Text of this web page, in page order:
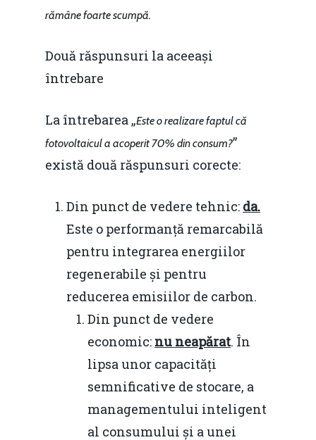
rămâne foarte scumpă.
Două răspunsuri la aceeași
întrebare
La întrebarea „Este o realizare faptul că
fotovoltaicul a acoperit 70% din consum?”
există două răspunsuri corecte:
Din punct de vedere tehnic: da.
Este o performanță remarcabilă
pentru integrarea energiilor
regenerabile și pentru
reducerea emisiilor de carbon.
Din punct de vedere
economic: nu neapărat. În
lipsa unor capacități
semnificative de stocare, a
managementului inteligent
al consumului și a unei